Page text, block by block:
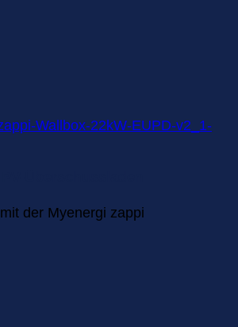
mit der Myenergi zappi